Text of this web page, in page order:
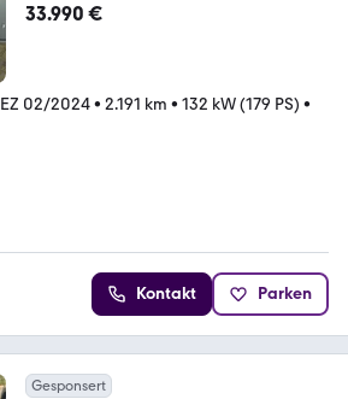
33.990 €
EZ 02/2024• 2.191 km • 132 kW (179 PS) •
Kontakt Parken
Gesponsert